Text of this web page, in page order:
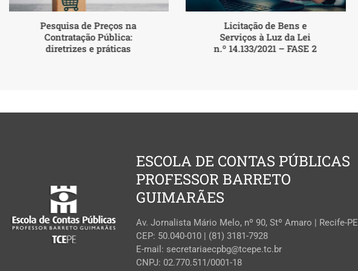
Pesquisa de Preços na
Contratação Pública:
diretrizes e práticas
Licitação de Bens e
Serviços à Luz da Lei
n.º 14.133/2021 – FASE 2
ESCOLA DE CONTAS PÚBLICAS
PROFESSOR BARRETO
GUIMARÃES
Av. Jornalista Mário Melo, nº 90, Stº Amaro | Recife-PE
CEP: 50.040-010 | (81) 3181-7928
E-mail: secretariaecpbg@tcepe.tc.br
CNPJ: 02.770.511/0001-18